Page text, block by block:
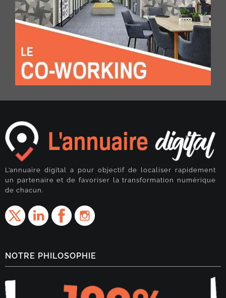
L’annuaire digital a pour objectif de localiser rapidement
un partenaire et de favoriser la transformation numérique
de chacun.
NOTRE PHILOSOPHIE